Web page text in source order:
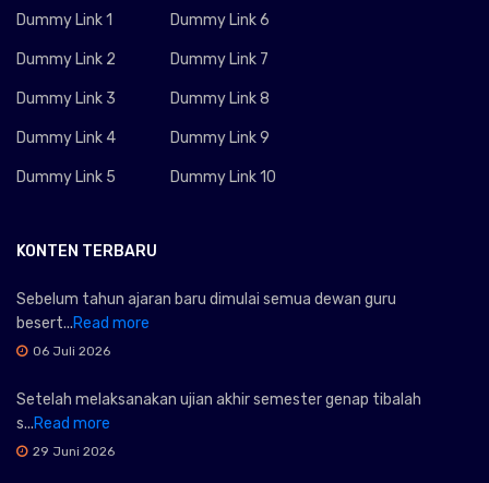
Dummy Link 1
Dummy Link 2
Dummy Link 3
Dummy Link 4
Dummy Link 5
Dummy Link 6
Dummy Link 7
Dummy Link 8
Dummy Link 9
Dummy Link 10
KONTEN TERBARU
Sebelum tahun ajaran baru dimulai semua dewan guru
besert...Read more
06 Juli 2026
Setelah melaksanakan ujian akhir semester genap tibalah
s...Read more
29 Juni 2026